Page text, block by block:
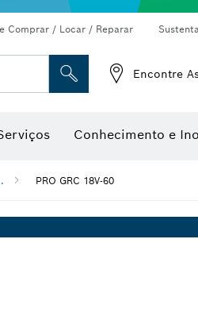
Comprar / Locar / Reparar
Encontre
Conhecimento e
PRO GRC 18V-60